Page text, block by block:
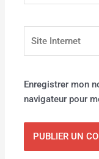
Internet
Enregistrer mon
navigateur pour